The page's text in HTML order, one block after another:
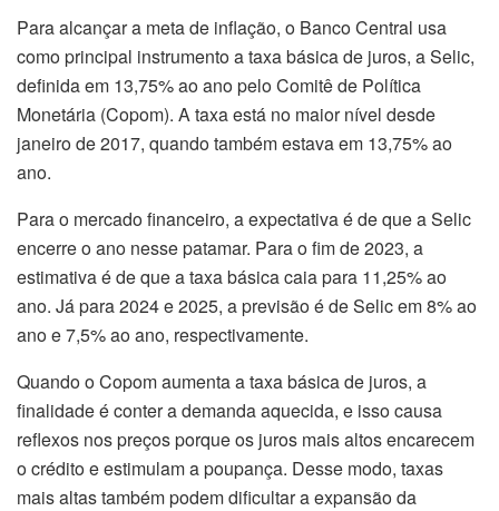
Para alcançar a meta de inflação, o Banco Central usa
como principal instrumento a taxa básica de juros, a Selic,
definida em 13,75% ao ano pelo Comitê de Política
Monetária (Copom). A taxa está no maior nível desde
janeiro de 2017, quando também estava em 13,75% ao
ano.
Para o mercado financeiro, a expectativa é de que a Selic
encerre o ano nesse patamar. Para o fim de 2023, a
estimativa é de que a taxa básica caia para 11,25% ao
ano. Já para 2024 e 2025, a previsão é de Selic em 8% ao
ano e 7,5% ao ano, respectivamente.
Quando o Copom aumenta a taxa básica de juros, a
finalidade é conter a demanda aquecida, e isso causa
reflexos nos preços porque os juros mais altos encarecem
o crédito e estimulam a poupança. Desse modo, taxas
mais altas também podem dificultar a expansão da